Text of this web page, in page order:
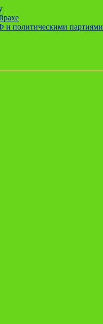
и политическими партиями